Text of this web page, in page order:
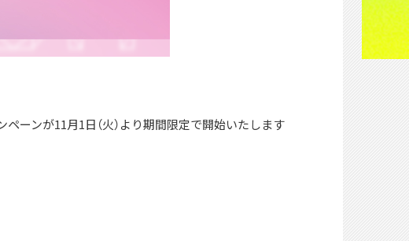
ーンが11月1日（火）より期間限定で開始いたします